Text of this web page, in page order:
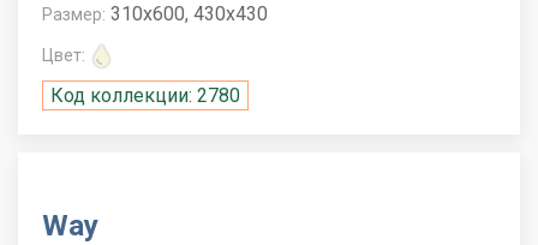
Размер: 310x600, 430x430
Цвет:
Код коллекции: 2780
Way